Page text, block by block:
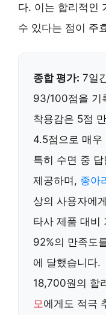
다. 이는 합리적인
수 있다는 점이 주
종합 평가: 7일
93/100점을 기
착용감은 5점
4.5점으로 매우
특히 수면 중
제공하며, 종아
상의 사용자에
타사 제품 대비
92%의 만족도
에 달했습니다.
18,700원의 합
모 에게도 적극